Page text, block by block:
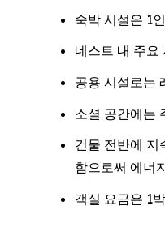
숙박 시설은 1
네스트 내 주요
공용 시설로는
소셜 공간에는
건물 전반에 지
함으로써 에너
객실 요금은 1